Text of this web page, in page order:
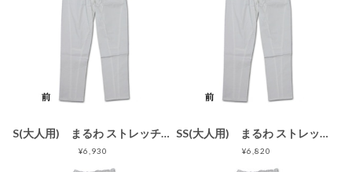
S(大人用) まるわ ストレッチゴム股引 スリムタイプ 白
¥6,930
SS(大人用) まるわ ストレッチゴム股引 スリムタイプ 白
¥6,820